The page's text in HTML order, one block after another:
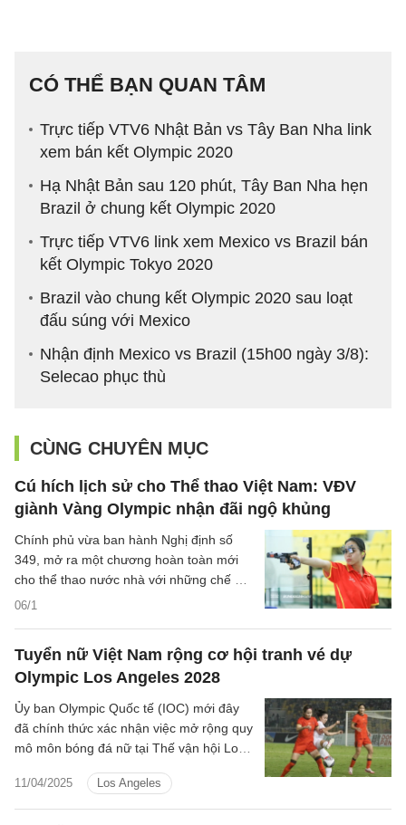
CÓ THỂ BẠN QUAN TÂM
Trực tiếp VTV6 Nhật Bản vs Tây Ban Nha link
xem bán kết Olympic 2020
Hạ Nhật Bản sau 120 phút, Tây Ban Nha hẹn
Brazil ở chung kết Olympic 2020
Trực tiếp VTV6 link xem Mexico vs Brazil bán
kết Olympic Tokyo 2020
Brazil vào chung kết Olympic 2020 sau loạt
đấu súng với Mexico
Nhận định Mexico vs Brazil (15h00 ngày 3/8):
Selecao phục thù
CÙNG CHUYÊN MỤC
Cú hích lịch sử cho Thể thao Việt Nam: VĐV
giành Vàng Olympic nhận đãi ngộ khủng
06/1
Chính phủ vừa ban hành Nghị định số
349, mở ra một chương hoàn toàn mới
cho thể thao nước nhà với những chế độ,
chính sách đãi ngộ mang tính đột phá
Tuyển nữ Việt Nam rộng cơ hội tranh vé dự
Olympic Los Angeles 2028
11/04/2025 Los Angeles
Ủy ban Olympic Quốc tế (IOC) mới đây
đã chính thức xác nhận việc mở rộng quy
mô môn bóng đá nữ tại Thế vận hội Los
tham dự.